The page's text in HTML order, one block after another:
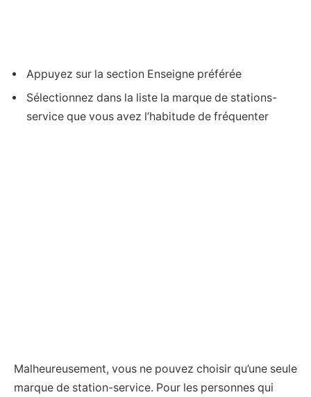
Appuyez sur la section Enseigne préférée
Sélectionnez dans la liste la marque de stations-
service que vous avez l’habitude de fréquenter
Malheureusement, vous ne pouvez choisir qu’une seule
marque de station-service. Pour les personnes qui